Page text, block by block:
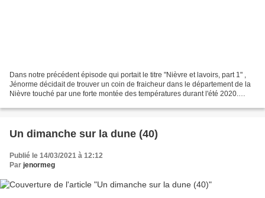
Dans notre précédent épisode qui portait le titre "Nièvre et lavoirs, part 1" ,
Jénorme décidait de trouver un coin de fraicheur dans le département de la
Nièvre touché par une forte montée des températures durant l'été 2020.
Un dimanche sur la dune (40)
Publié le 14/03/2021 à 12:12
Par jenormeg